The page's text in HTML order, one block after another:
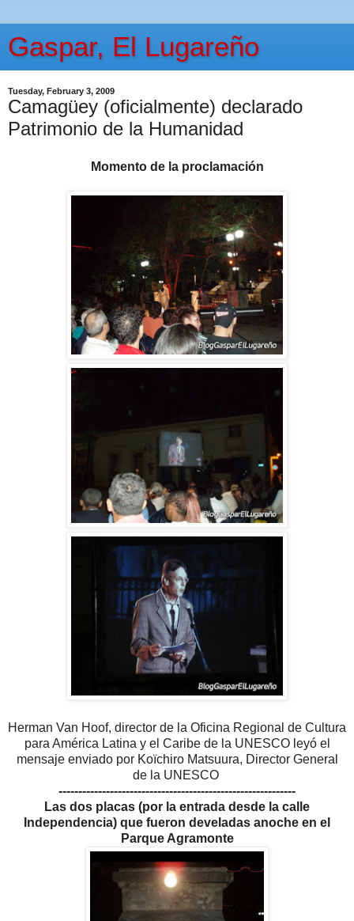
Gaspar, El Lugareño
Tuesday, February 3, 2009
Camagüey (oficialmente) declarado
Patrimonio de la Humanidad
Momento de la proclamación
Herman Van Hoof, director de la Oficina Regional de Cultura
para América Latina y el Caribe de la UNESCO leyó el
mensaje enviado por Koïchiro Matsuura, Director General
de la UNESCO
------------------------------------------------------------
Las dos placas (por la entrada desde la calle
Independencia) que fueron develadas anoche en el
Parque Agramonte